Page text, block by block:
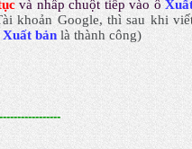
và nhấp chuột tiếp vào ô
khoản Google, thì sau khi
Xuất bảnlà thành công)